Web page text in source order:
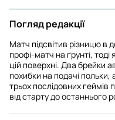
Погляд редакції
Матч підсвітив різницю в
профі-матч на ґрунті,
цій поверхні. Два брейки
похибки на подачі польки,
трьох послідовних геймів
від старту до останнього